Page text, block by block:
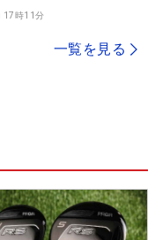
17時11分
一覧を見る